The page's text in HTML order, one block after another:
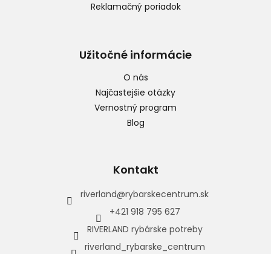
Reklamačný poriadok
Užitočné informácie
O nás
Najčastejšie otázky
Vernostný program
Blog
Kontakt
riverland@rybarskecentrum.sk
+421 918 795 627
RIVERLAND rybárske potreby
riverland_rybarske_centrum